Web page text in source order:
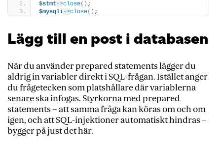
$stmt ->close() ;
$mysqli->close() ;
Lägg till en post i databasen
När du använder prepared statements lägger du
aldrig in variabler direkt i SQL-frågan. Istället anger
du frågetecken som platshållare där variablerna
senare ska infogas. Styrkorna med prepared
statements – att samma fråga kan köras om och om
igen, och att SQL-injektioner automatiskt hindras –
bygger på just det här.